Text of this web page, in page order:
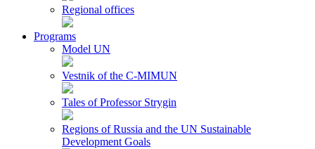
Regional offices
Programs
Model UN
Vestnik of the C-MIMUN
Tales of Professor Strygin
Regions of Russia and the UN Sustainable
Development Goals